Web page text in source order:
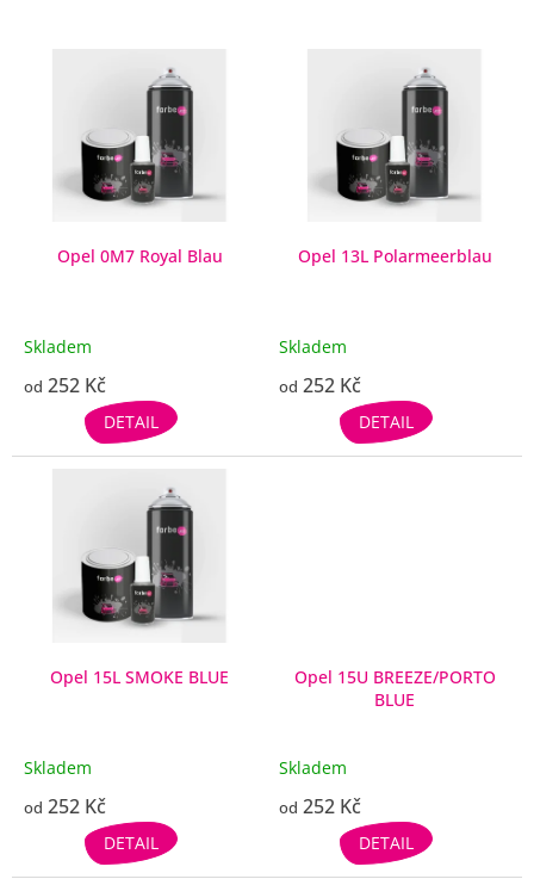
ů
Opel 0M7 Royal Blau
Skladem
od 252 Kč
DETAIL
Opel 13L Polarmeerblau
Skladem
od 252 Kč
DETAIL
Opel 15L SMOKE BLUE
Skladem
od 252 Kč
DETAIL
Opel 15U BREEZE/PORTO
BLUE
Skladem
od 252 Kč
DETAIL